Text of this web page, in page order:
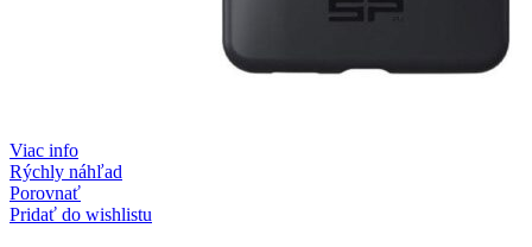
Viac info
Rýchly náhľad
Porovnať
Pridať do wishlistu